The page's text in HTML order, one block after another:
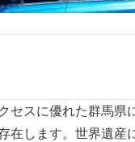
ドライブに最適な観光地
セスに優れた群馬県
在します。世界遺産